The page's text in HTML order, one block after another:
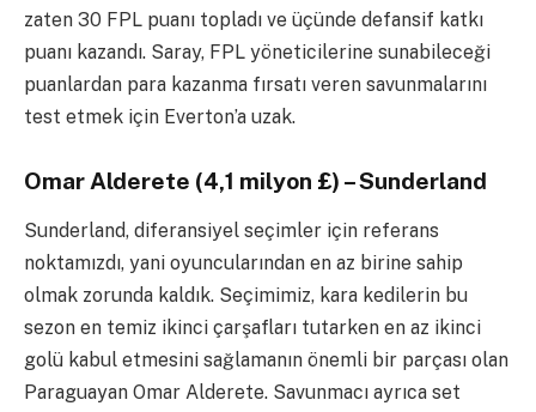
zaten 30 FPL puanı topladı ve üçünde defansif katkı
puanı kazandı. Saray, FPL yöneticilerine sunabileceği
puanlardan para kazanma fırsatı veren savunmalarını
test etmek için Everton’a uzak.
Omar Alderete (4,1 milyon £) – Sunderland
Sunderland, diferansiyel seçimler için referans
noktamızdı, yani oyuncularından en az birine sahip
olmak zorunda kaldık. Seçimimiz, kara kedilerin bu
sezon en temiz ikinci çarşafları tutarken en az ikinci
golü kabul etmesini sağlamanın önemli bir parçası olan
Paraguayan Omar Alderete. Savunmacı ayrıca set